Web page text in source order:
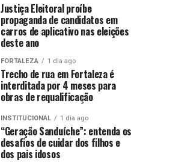
Justiça Eleitoral proíbe
propaganda de candidatos em
carros de aplicativo nas eleições
deste ano
FORTALEZA 1 dia ago
Trecho de rua em Fortaleza é
interditada por 4 meses para
obras de requalificação
INSTITUCIONAL 1 dia ago
“Geração Sanduíche”: entenda os
desafios de cuidar dos filhos e
dos pais idosos